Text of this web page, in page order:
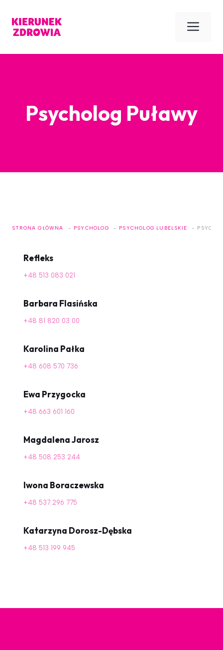
treści
Psycholog Puławy
STRONA GŁÓWNA PSYCHOLOG PSYCHOLOG LUBELSKIE
Refleks
+48 513 083 021
Barbara Flasińska
+48 81 820 03 00
Karolina Pałka
+48 608 570 736
Ewa Przygocka
+48 663 601 160
Magdalena Jarosz
+48 508 253 244
Iwona Boraczewska
+48 537 296 775
Katarzyna Dorosz-Dębska
+48 513 199 945